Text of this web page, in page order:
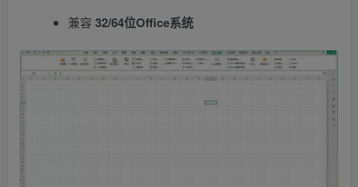
兼容 ​ 32/64位Office系统